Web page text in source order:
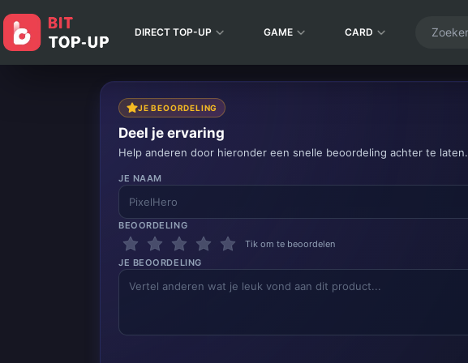
DIRECT TOP-UP GAME CARD
JE BEOORDELING
Deel je ervaring
Help anderen door hieronder een snelle beoordeling achter te laten.
JE NAAM
BEOORDELING
Tik om te beoordelen
JE BEOORDELING